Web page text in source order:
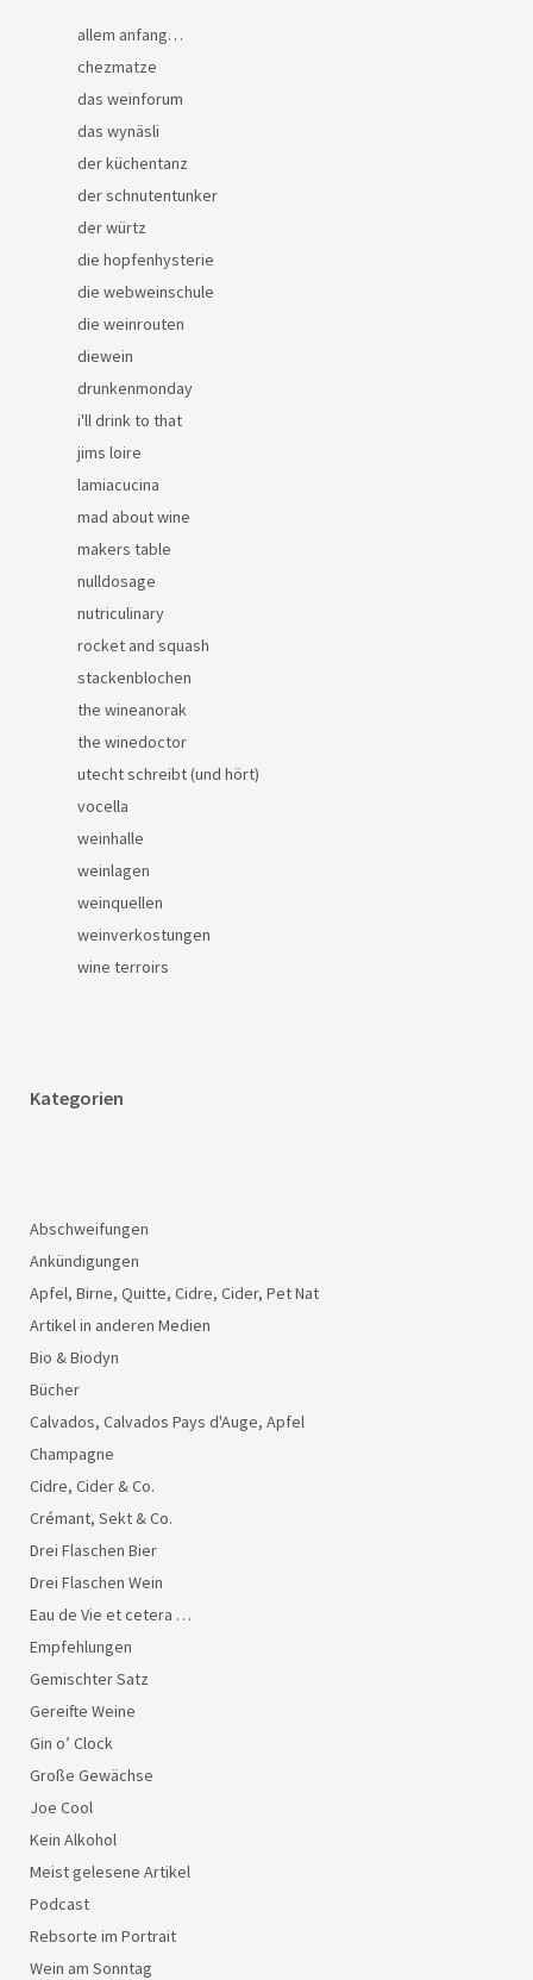
allem anfang…
chezmatze
das weinforum
das wynäsli
der küchentanz
der schnutentunker
der würtz
die hopfenhysterie
die webweinschule
die weinrouten
diewein
drunkenmonday
i'll drink to that
jims loire
lamiacucina
mad about wine
makers table
nulldosage
nutriculinary
rocket and squash
stackenblochen
the wineanorak
the winedoctor
utecht schreibt (und hört)
vocella
weinhalle
weinlagen
weinquellen
weinverkostungen
wine terroirs
Kategorien
Abschweifungen
Ankündigungen
Apfel, Birne, Quitte, Cidre, Cider, Pet Nat
Artikel in anderen Medien
Bio & Biodyn
Bücher
Calvados, Calvados Pays d'Auge, Apfel
Champagne
Cidre, Cider & Co.
Crémant, Sekt & Co.
Drei Flaschen Bier
Drei Flaschen Wein
Eau de Vie et cetera …
Empfehlungen
Gemischter Satz
Gereifte Weine
Gin o’ Clock
Große Gewächse
Joe Cool
Kein Alkohol
Meist gelesene Artikel
Podcast
Rebsorte im Portrait
Wein am Sonntag